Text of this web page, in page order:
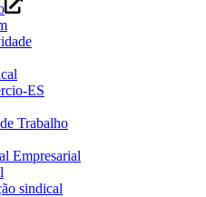
ES
Trabalho
Empresarial
sindical